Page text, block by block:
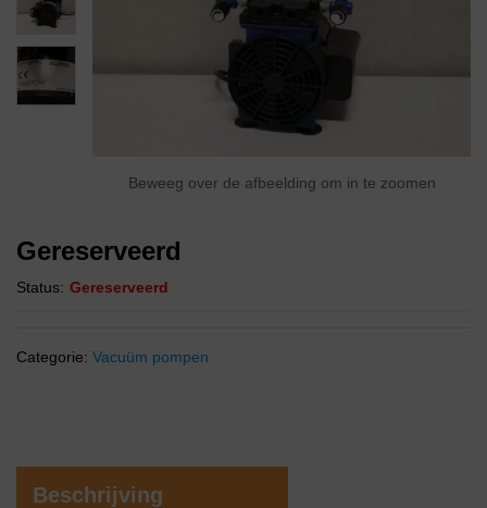
Beweeg over de afbeelding om in te zoomen
Gereserveerd
Status: Gereserveerd
Categorie: Vacuüm pompen
Beschrijving